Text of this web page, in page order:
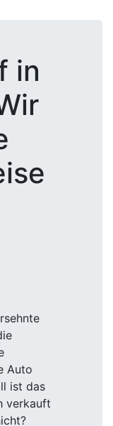
in
Auto
ist das
verkauft